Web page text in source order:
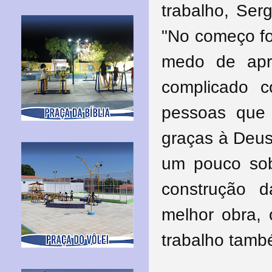
trabalho,
"No começo
medo de
complicado
pessoas
graças à
um pouco
construção
melhor obra,
trabalho